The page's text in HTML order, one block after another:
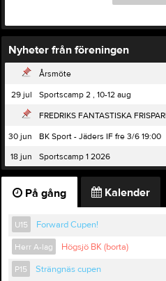
Nyheter från föreningen
Årsmöte
29 jul
Sportscamp 2 , 10-12 aug
FREDRIKS FANTASTISKA
30 jun
BK Sport - Jäders IF fre 3/6 19:00
18 jun
Sportscamp 1 2026
På gång Kalender
U15 Forward Cupen!
Herr A-lag Högsjö BK (borta)
P15 Strängnäs cupen